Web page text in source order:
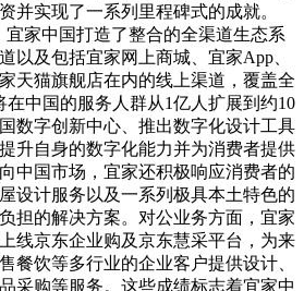
并实现了一系列里程碑式的成就。
宜家中国打造了整合的全渠道生态系
以及包括宜家网上商城、宜家App、
天猫旗舰店在内的线上渠道，覆盖全
在中国的服务人群从1亿人扩展到约10
数字创新中心、推出数字化设计工具
升自身的数字化能力并为消费者提供
中国市场，宜家还积极响应消费者的
设计服务以及一系列极具本土特色的
担的解决方案。对公业务方面，宜家
线京东企业购及京东慧采平台，为来
餐饮等多行业的企业客户提供设计、
采购等服务。这些成绩标志着宜家中